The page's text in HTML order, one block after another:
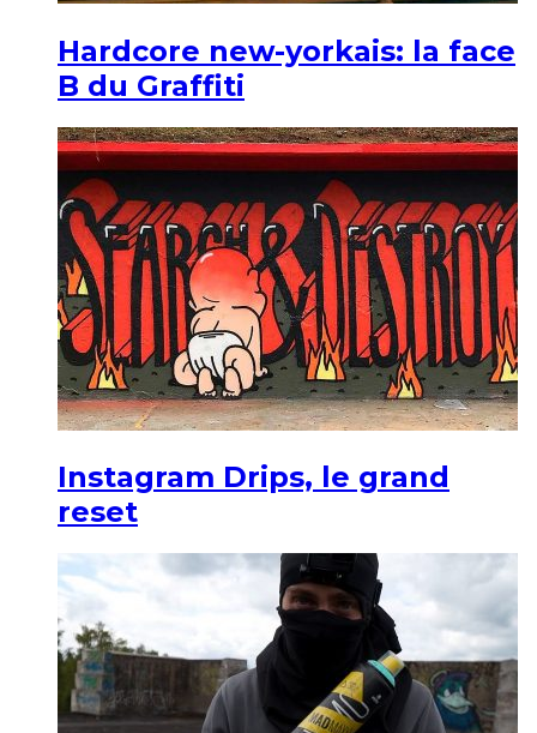
Hardcore new-yorkais: la face
B du Graffiti
Instagram Drips, le grand
reset